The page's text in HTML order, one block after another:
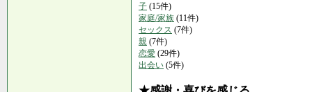
子 (15件)
家庭/家族 (11件)
セックス (7件)
親 (7件)
恋愛 (29件)
出会い (5件)